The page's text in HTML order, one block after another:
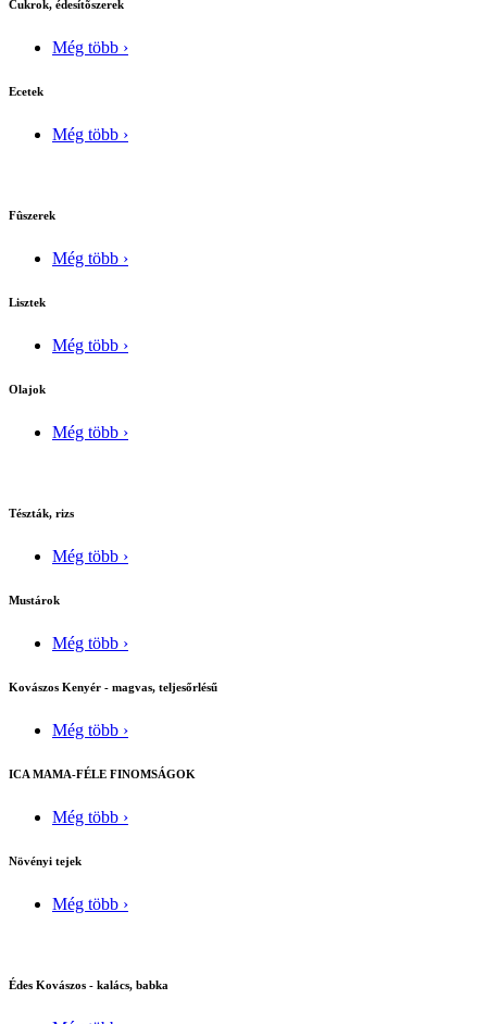
Cukrok, édesítõszerek
Még több ›
Ecetek
Még több ›
Fûszerek
Még több ›
Lisztek
Még több ›
Olajok
Még több ›
Tészták, rizs
Még több ›
Mustárok
Még több ›
Kovászos Kenyér - magvas, teljesőrlésű
Még több ›
ICA MAMA-FÉLE FINOMSÁGOK
Még több ›
Növényi tejek
Még több ›
Édes Kovászos - kalács, babka